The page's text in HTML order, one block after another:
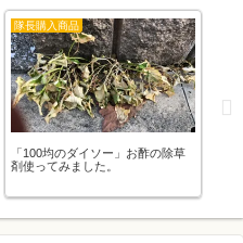
隊長購入商品
「100均のダイソー」お酢の除草
剤使ってみました。